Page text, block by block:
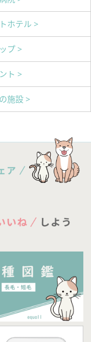
ホテル >
プ >
ト >
施設 >